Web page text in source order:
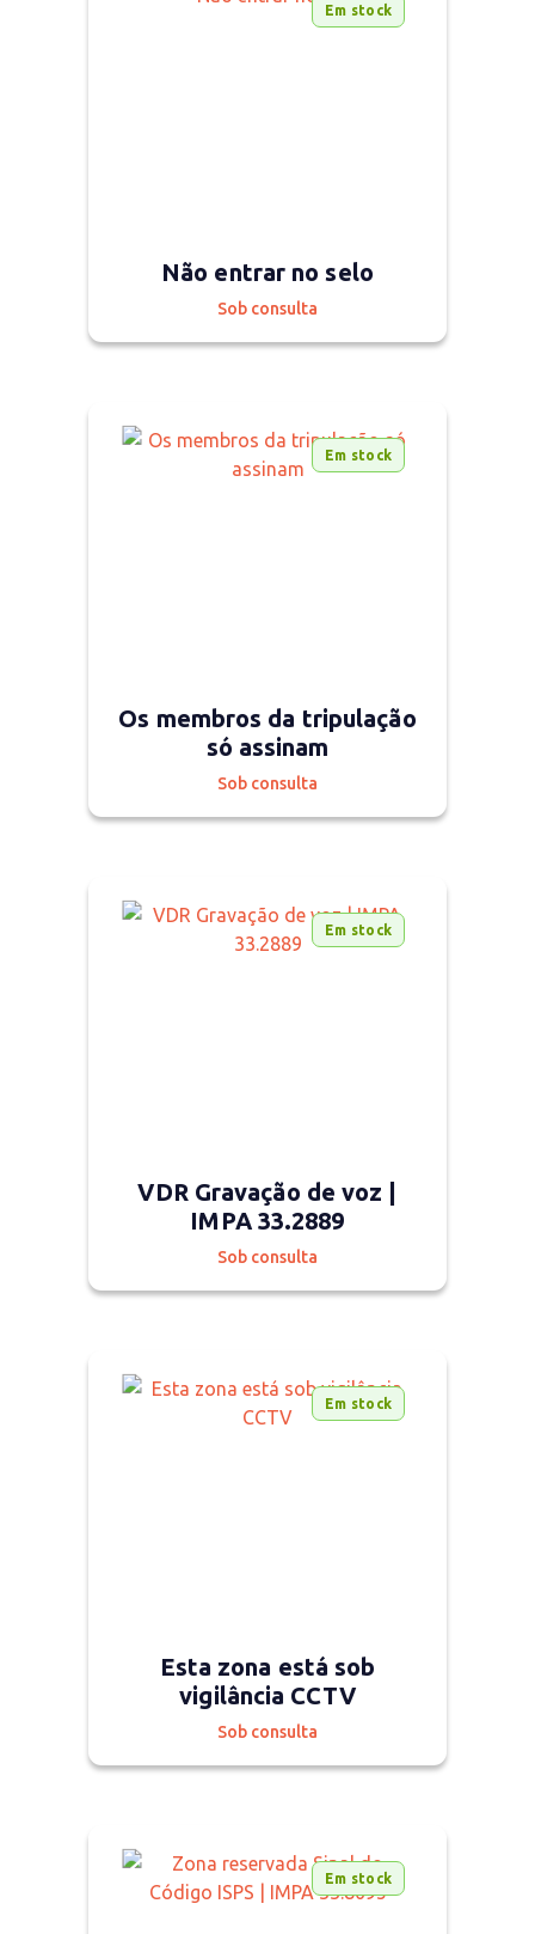
Em stock
Não entrar no selo
Sob consulta
Em stock
Os membros da tripulação
só assinam
Sob consulta
Em stock
VDR Gravação de voz |
IMPA 33.2889
Sob consulta
Em stock
Esta zona está sob
vigilância CCTV
Sob consulta
Em stock